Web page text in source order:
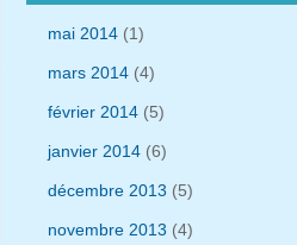
mai 2014 (1)
mars 2014 (4)
février 2014 (5)
janvier 2014 (6)
décembre 2013 (5)
novembre 2013 (4)